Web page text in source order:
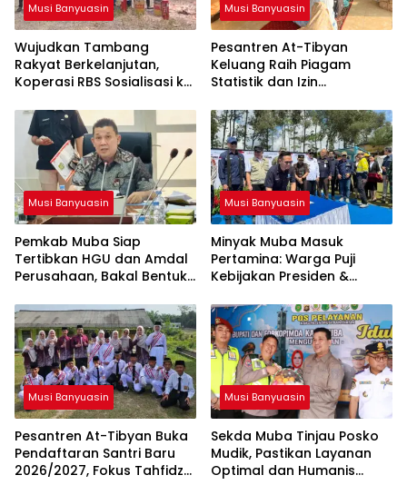
Musi Banyuasin
Wujudkan Tambang
Rakyat Berkelanjutan,
Koperasi RBS Sosialisasi ke
GEP
Musi Banyuasin
Pesantren At-Tibyan
Keluang Raih Piagam
Statistik dan Izin
Kemenag RI
Musi Banyuasin
Pemkab Muba Siap
Tertibkan HGU dan Amdal
Perusahaan, Bakal Bentuk
Musi Banyuasin
Minyak Muba Masuk
Pertamina: Warga Puji
Kebijakan Presiden &
Musi Banyuasin
Pesantren At-Tibyan Buka
Pendaftaran Santri Baru
2026/2027, Fokus Tahfidz
Musi Banyuasin
Sekda Muba Tinjau Posko
Mudik, Pastikan Layanan
Optimal dan Humanis